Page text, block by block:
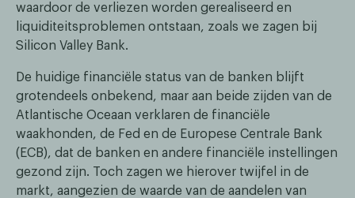
waardoor de verliezen worden gerealiseerd en
liquiditeitsproblemen ontstaan, zoals we zagen bij
Silicon Valley Bank.
De huidige financiële status van de banken blijft
grotendeels onbekend, maar aan beide zijden van de
Atlantische Oceaan verklaren de financiële
waakhonden, de Fed en de Europese Centrale Bank
(ECB), dat de banken en andere financiële instellingen
gezond zijn. Toch zagen we hierover twijfel in de
markt, aangezien de waarde van de aandelen van